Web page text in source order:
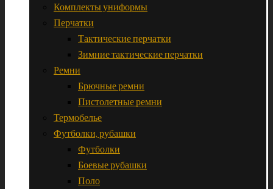
Комплекты униформы
Перчатки
Тактические перчатки
Зимние тактические перчатки
Ремни
Брючные ремни
Пистолетные ремни
Термобелье
Футболки, рубашки
Футболки
Боевые рубашки
Поло